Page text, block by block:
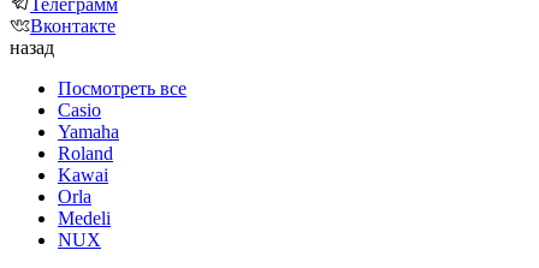
Телеграмм
Вконтакте
назад
Посмотреть все
Casio
Yamaha
Roland
Kawai
Orla
Medeli
NUX